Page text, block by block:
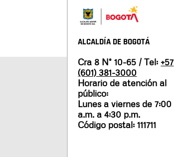
ALCALDÍA DE BOGOTÁ
Cra 8 N° 10-65 / Tel: +57
(601) 381-3000
Horario de atención al
público:
Lunes a viernes de 7:00
a.m. a 4:30 p.m.
Código postal: 111711